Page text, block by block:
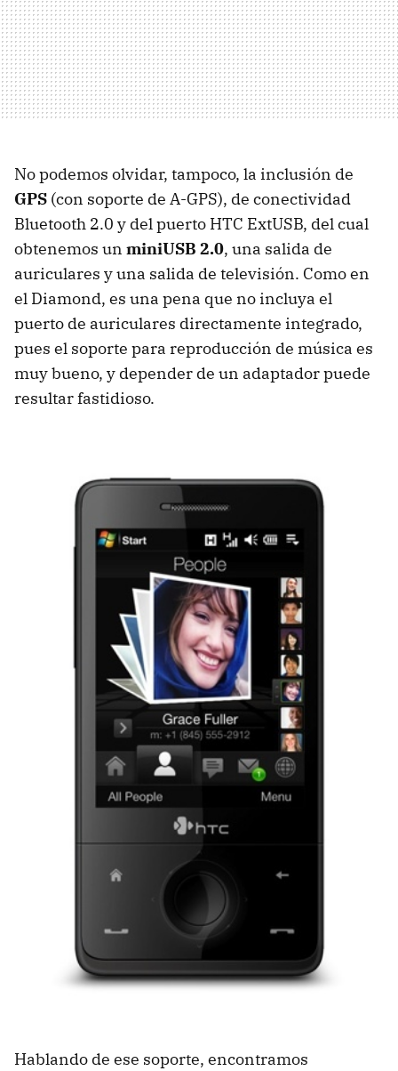
No podemos olvidar, tampoco, la inclusión de
GPS (con soporte de A-GPS), de conectividad
Bluetooth 2.0 y del puerto HTC ExtUSB, del cual
obtenemos un miniUSB 2.0, una salida de
auriculares y una salida de televisión. Como en
el Diamond, es una pena que no incluya el
puerto de auriculares directamente integrado,
pues el soporte para reproducción de música es
muy bueno, y depender de un adaptador puede
resultar fastidioso.
Hablando de ese soporte, encontramos